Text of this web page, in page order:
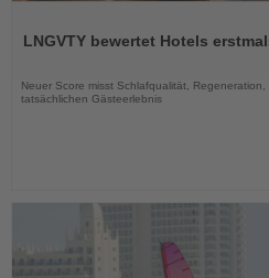
dieLNGVTY bewertet Hotels
Neuer Score misst Schlafqualität,
tatsächlichen Gästeerlebnis